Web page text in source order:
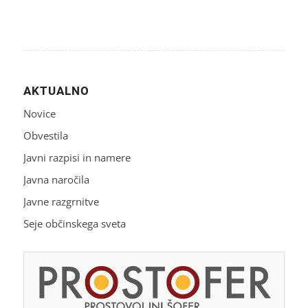
AKTUALNO
Novice
Obvestila
Javni razpisi in namere
Javna naročila
Javne razgrnitve
Seje občinskega sveta